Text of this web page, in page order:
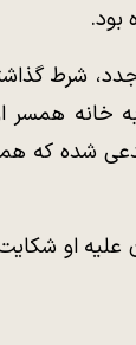
بود.
شرط
خانه
شده که
او شکایت